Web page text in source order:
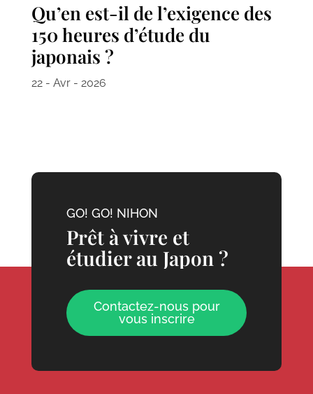
Qu’en est-il de l’exigence des
150 heures d’étude du
japonais ?
22 - Avr - 2026
GO! GO! NIHON
Prêt à vivre et
étudier au Japon ?
Contactez-nous pour
vous inscrire